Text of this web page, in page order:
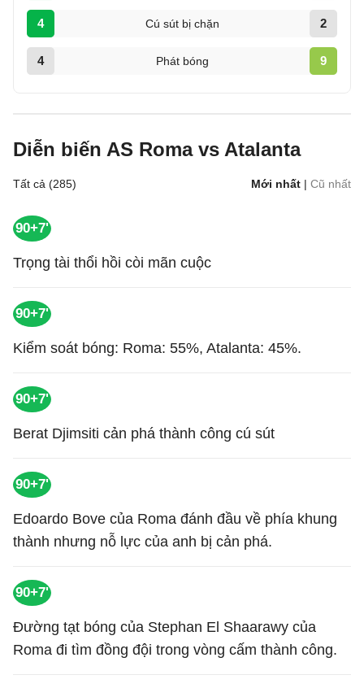
4 Cú sút bị chặn 2
4 Phát bóng 9
Diễn biến AS Roma vs Atalanta
Tất cả (285) Mới nhất | Cũ nhất
90+7'
Trọng tài thổi hồi còi mãn cuộc
90+7'
Kiểm soát bóng: Roma: 55%, Atalanta: 45%.
90+7'
Berat Djimsiti cản phá thành công cú sút
90+7'
Edoardo Bove của Roma đánh đầu về phía khung
thành nhưng nỗ lực của anh bị cản phá.
90+7'
Đường tạt bóng của Stephan El Shaarawy của
Roma đi tìm đồng đội trong vòng cấm thành công.